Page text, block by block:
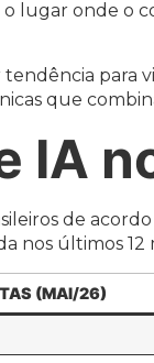
lugar onde o
tendência para
que
IA
de
nos últimos 12
(MAI/26)